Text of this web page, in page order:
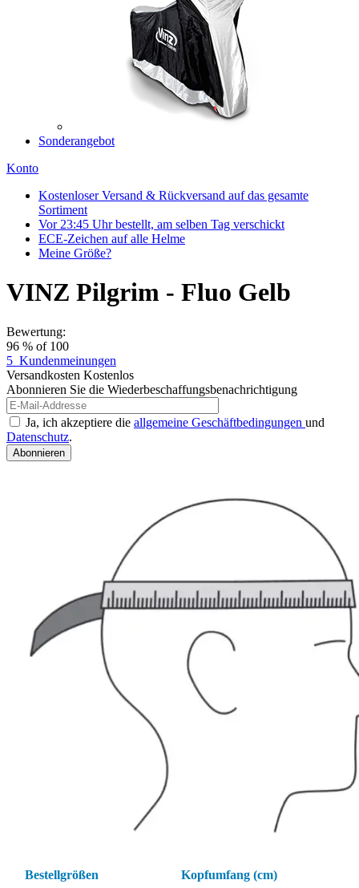
Sonderangebot
Konto
Kostenloser Versand & Rückversand auf das gesamte
Sortiment
Vor 23:45 Uhr bestellt, am selben Tag verschickt
ECE-Zeichen auf alle Helme
Meine Größe?
VINZ Pilgrim - Fluo Gelb
Bewertung:
96 % of 100
5 Kundenmeinungen
Versandkosten Kostenlos
Abonnieren Sie die Wiederbeschaffungsbenachrichtigung
Ja, ich akzeptiere die allgemeine Geschäftbedingungen und
Datenschutz.
Abonnieren
Bestellgrößen Kopfumfang (cm)